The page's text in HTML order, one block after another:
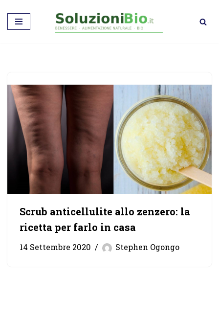
Vai
Scrub anticellulite allo zenzero: la
ricetta per farlo in casa
14 Settembre 2020 Stephen Ogongo